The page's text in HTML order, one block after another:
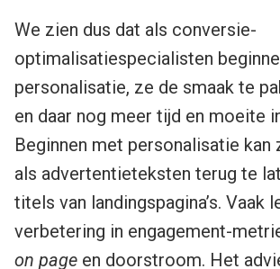
We zien dus dat als conversie-
optimalisatiespecialisten
personalisatie, ze de smaak te
en daar nog meer tijd en moeite
Beginnen met personalisatie kan
als advertentieteksten terug te
titels van landingspagina’s. Vaak
verbetering in engagement-
on page en doorstroom. Het